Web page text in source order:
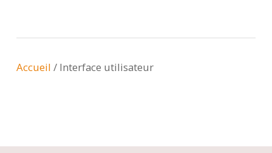
Accueil / Interface utilisateur